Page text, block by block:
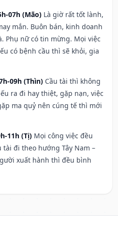
07h (Mão) Là giờ rất tốt lành,
mắn. Buôn bán, kinh doanh
Phụ nữ có tin mừng. Mọi việc
có bệnh cầu thì sẽ khỏi, gia
09h (Thìn) Cầu tài thì không
ra đi hay thiệt, gặp nạn, việc
ma quỷ nên cúng tế thì mới
11h (Tị) Mọi công việc đều
đi theo hướng Tây Nam –
xuất hành thì đều bình